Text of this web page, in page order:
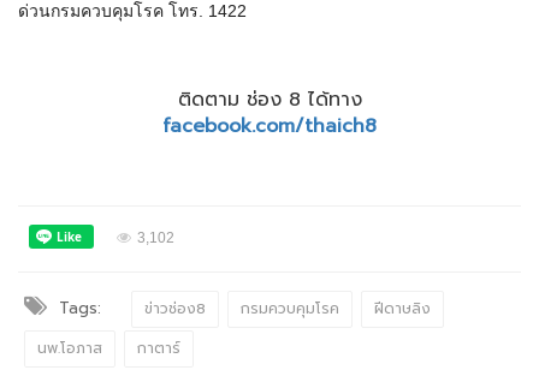
ด่วนกรมควบคุมโรค โทร. 1422
ติดตาม ช่อง 8 ได้ทาง
facebook.com/thaich8
3,102
Tags: ข่าวช่อง8 กรมควบคุมโรค
ฝีดาษลิง
นพ.โอภาส
กาตาร์